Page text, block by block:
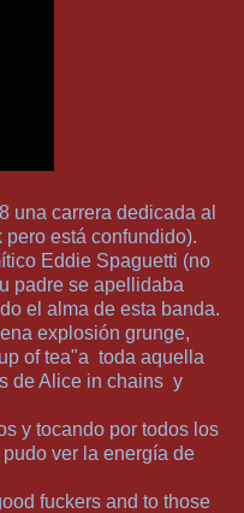
una carrera dedicada al
está confundido).
Eddie Spaguetti (no
padre se apellidaba
el alma de esta banda.
explosión grunge,
of tea"a toda aquella
de Alice in chains y
y tocando por todos los
ver la energía de
fuckers and to those